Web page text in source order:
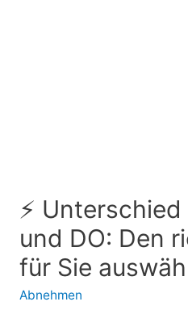
⚡
und DO: Den
für Sie
Abnehmen